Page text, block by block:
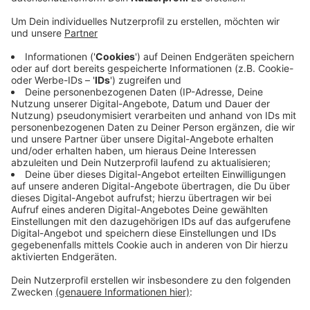
Berufsbilder nahebringen. Dieses Konzept ist
bundesweit einzigartig. Gedacht ist es für Kinder
aus der achten bis zwölften Klasse und für
Schulen ist ein Besuch kostenlos. Das Konzept hat
Wüst überzeugt, er könne sich gut vorstellen, dass
es funktioniert, gute junge Leute in den richtigen
Beruf zu vermitteln. Auf dem Gelände können noch
zwei weitere Container aufgebaut werden, wenn es
dafür eine Nachfrage gibt. Das neue Konzept hat
das Wuppertaler Beratungs- und
Weiterbildungsunternehmen "Beck und Consorten"
entwickelt.Mehr dazu
Veröffentlicht:Donnerstag, 08.08.2024 15:27
Anzeige